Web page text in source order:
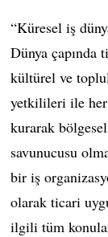
“Küresel iş
Dünya çapında
kültürel ve
yetkilileri ile her
kurarak
savunucusu
bir iş
olarak ticari
ilgili tüm